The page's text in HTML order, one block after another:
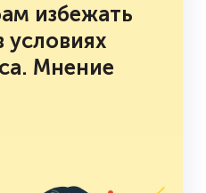
избежать
Мнение